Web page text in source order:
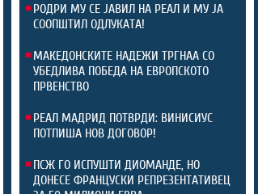
РОДРИ МУ СЕ ЈАВИЛ НА РЕАЛ И МУ ЈА
СООПШТИЛ ОДЛУКАТА!
МАКЕДОНСКИТЕ НАДЕЖИ ТРГНАА СО
УБЕДЛИВА ПОБЕДА НА ЕВРОПСКОТО
ПРВЕНСТВО
РЕАЛ МАДРИД ПОТВРДИ: ВИНИСИУС
ПОТПИША НОВ ДОГОВОР!
ПСЖ ГО ИСПУШТИ ДИОМАНДЕ, НО
ДОНЕСЕ ФРАНЦУСКИ РЕПРЕЗЕНТАТИВЕЦ